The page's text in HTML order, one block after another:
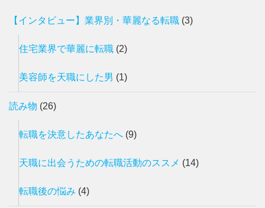
【インタビュー】業界別・華麗なる転職 (3)
住宅業界で華麗に転職 (2)
美容師を天職にした男 (1)
読み物 (26)
転職を決意したあなたへ (9)
天職に出会うための転職活動のススメ (14)
転職後の悩み (4)